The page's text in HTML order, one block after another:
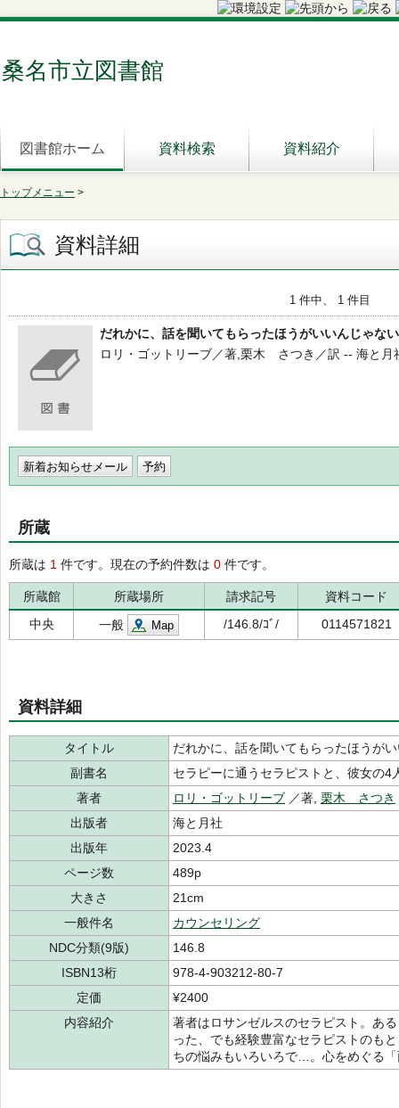
桑名市立図書館
図書館ホーム 資料検索 資料紹介
トップメニュー >
資料詳細
1 件中、 1 件目
だれかに、話を聞いてもらったほうがいいんじゃな
ロリ・ゴットリーブ／著,栗木 さつき／訳 -- 海と月
新着お知らせメール
所蔵
所蔵は 1 件です。現在の予約件数は 0 件です。
所蔵館 所蔵場所 請求記号
資料コード
中央
一般 Map /146.8/ｺﾞ/ 0114571821
資料詳細
タイトル
だれかに、話を聞いてもらったほうが
副書名
セラピーに通うセラピストと、彼女の4
著者
ロリ・ゴットリーブ ／著, 栗木 さつき
出版者
海と月社
出版年
2023.4
ページ数
489p
大きさ
21cm
一般件名
カウンセリング
NDC分類(9版)
146.8
ISBN13桁
978-4-903212-80-7
定価
¥2400
内容紹介
著者はロサンゼルスのセラピスト。あ
った、でも経験豊富なセラピストのも
ちの悩みもいろいろで…。心をめぐる